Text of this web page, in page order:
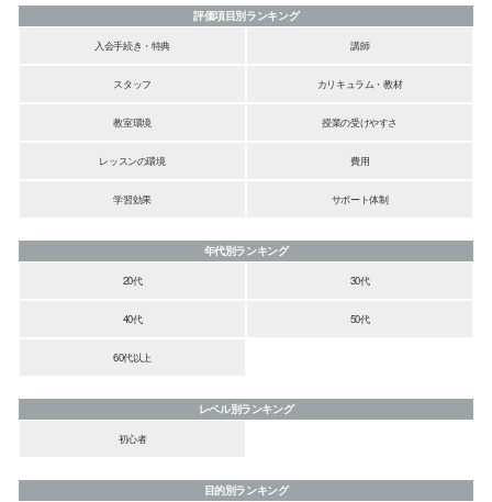
評価項目別ランキング
入会手続き・特典
講師
スタッフ カリキュラム・教材
教室環境 授業の受けやすさ
レッスンの環境 費用
学習効果 サポート体制
年代別ランキング
20代
30代
40代 50代
60代以上
レベル別ランキング
初心者
目的別ランキング